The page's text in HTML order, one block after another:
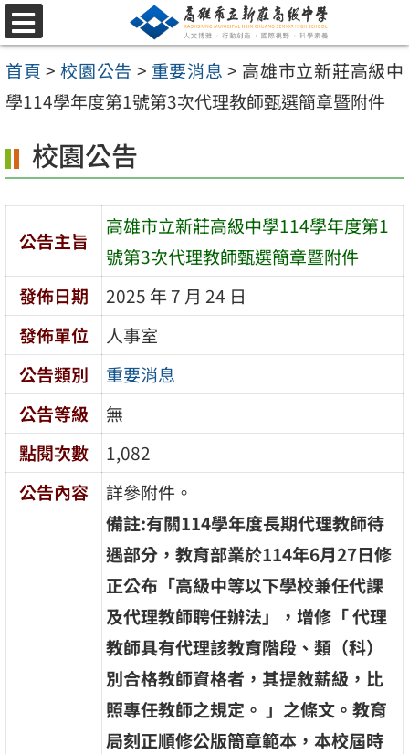
跳
至
主
要
容
區
選
單
首頁 > 校園公告 > 重要消息 > 高雄市立新莊高級中
學114學年度第1號第3次代理教師甄選簡章暨附件
校園公告
公告主旨
高雄市立新莊高級中學114學年度第1
號第3次代理教師甄選簡章暨附件
發佈日期
2025 年 7 月 24 日
發佈單位
人事室
公告類別
重要消息
公告等級
無
點閱次數
1,082
公告內容
詳參附件。
備註:有關114學年度長期代理教師待
遇部分，教育部業於114年6月27日修
正公布「高級中等以下學校兼任代課
及代理教師聘任辦法」，增修「 代理
教師具有代理該教育階段、類（科）
別合格教師資格者，其提敘薪級，比
照專任教師之規定。 」之條文。教育
局刻正順修公版簡章範本，本校屆時